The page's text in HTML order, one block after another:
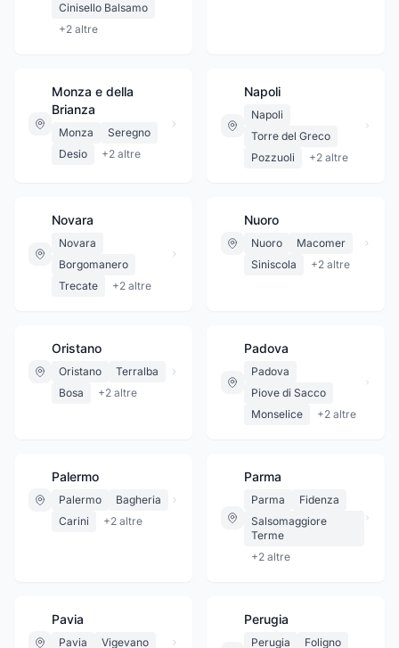
Cinisello Balsamo
+2 altre
Monza e della
Brianza
Monza
Seregno
Desio
+2 altre
Napoli
Napoli
Torre del Greco
Pozzuoli
+2 altre
Novara
Novara
Borgomanero
Trecate
+2 altre
Nuoro
Nuoro
Macomer
Siniscola
+2 altre
Oristano
Oristano
Terralba
Bosa
+2 altre
Padova
Padova
Piove di Sacco
Monselice
+2 altre
Palermo
Palermo
Bagheria
Carini
+2 altre
Parma
Parma
Fidenza
Salsomaggiore
Terme
+2 altre
Pavia
Pavia
Vigevano
Perugia
Perugia
Foligno